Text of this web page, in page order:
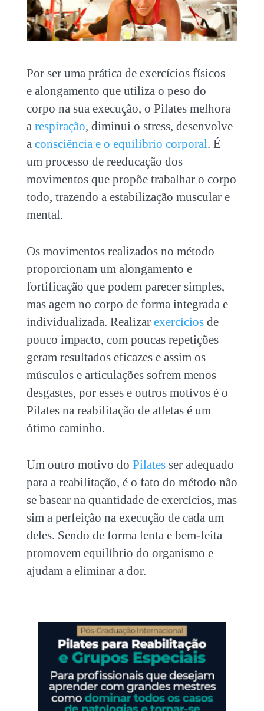
Por ser uma prática de exercícios físicos
e alongamento que utiliza o peso do
corpo na sua execução, o Pilates melhora
a respiração, diminui o stress, desenvolve
a consciência e o equilíbrio corporal. É
um processo de reeducação dos
movimentos que propõe trabalhar o corpo
todo, trazendo a estabilização muscular e
mental.
Os movimentos realizados no método
proporcionam um alongamento e
fortificação que podem parecer simples,
mas agem no corpo de forma integrada e
individualizada. Realizar exercíciosde
pouco impacto, com poucas repetições
geram resultados eficazes e assim os
músculos e articulações sofrem menos
desgastes, por esses e outros motivos é o
Pilates na reabilitação de atletas é um
ótimo caminho.
Um outro motivo do Pilatesser adequado
para a reabilitação, é o fato do método não
se basear na quantidade de exercícios, mas
sim a perfeição na execução de cada um
deles. Sendo de forma lenta e bem-feita
promovem equilíbrio do organismo e
ajudam a eliminar a dor.